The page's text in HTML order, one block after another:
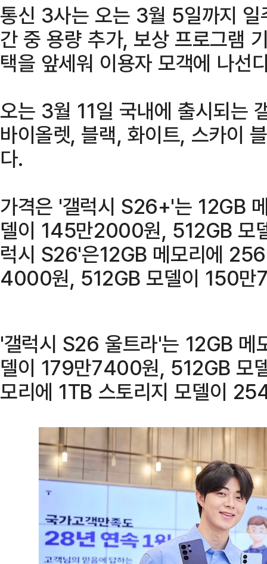
통신 3사는 오는 3월 5일까지
간 중 용량 추가, 보상 프로그램
택을 앞세워 이용자 모객에 나선
오는 3월 11일 국내에 출시되는
바이올렛, 블랙, 화이트, 스카이
다.
가격은 '갤럭시 S26+'는 12GB
델이 145만2000원, 512GB 모
럭시 S26'은12GB 메모리에
4000원, 512GB 모델이 150만
'갤럭시 S26 울트라'는 12GB
델이 179만7400원, 512GB 모
모리에 1TB 스토리지 모델이